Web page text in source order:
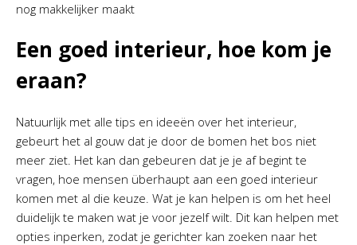
nog makkelijker maakt
Een goed interieur, hoe kom je
eraan?
Natuurlijk met alle tips en ideeën over het interieur,
gebeurt het al gouw dat je door de bomen het bos niet
meer ziet. Het kan dan gebeuren dat je je af begint te
vragen, hoe mensen überhaupt aan een goed interieur
komen met al die keuze. Wat je kan helpen is om het heel
duidelijk te maken wat je voor jezelf wilt. Dit kan helpen met
opties inperken, zodat je gerichter kan zoeken naar het